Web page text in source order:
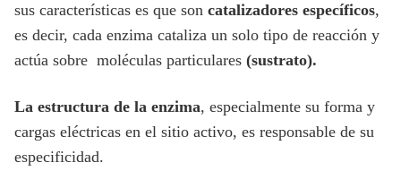
sus características es que son catalizadores específicos,
es decir, cada enzima cataliza un solo tipo de reacción y
actúa sobre moléculas particulares (sustrato).
La estructura de la enzima, especialmente su forma y
cargas eléctricas en el sitio activo, es responsable de su
especificidad.